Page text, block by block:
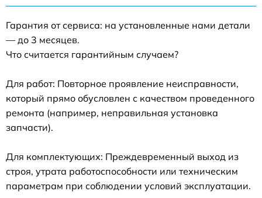
Гарантия от сервиса: на установленные нами детали
— до 3 месяцев.
Что считается гарантийным случаем?
Для работ: Повторное проявление неисправности,
который прямо обусловлен с качеством проведенного
ремонта (например, неправильная установка
запчасти).
Для комплектующих: Преждевременный выход из
строя, утрата работоспособности или техническим
параметрам при соблюдении условий эксплуатации.